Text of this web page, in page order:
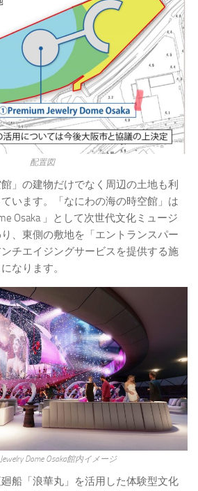
配置図
」の建物だけでなく周辺の土地も利
います。「なにわの海の時空館」は
Osaka 」として次世代文化ミュージ
、東側の敷地を「エントランスパー
チエイジングサービスを提供する施
なります。
Dome Osaka館内イメージ
船「浪華丸」を活用した体験型文化